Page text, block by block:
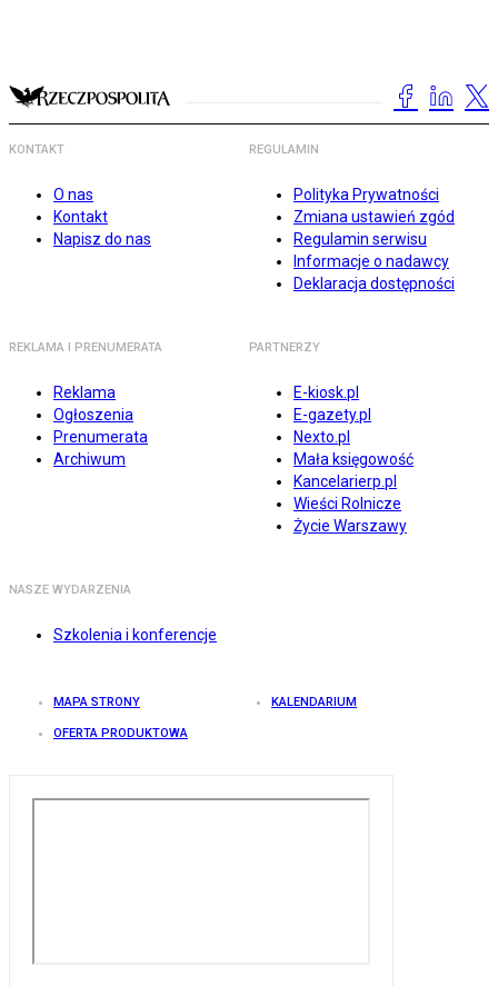
KONTAKT
O nas
Kontakt
Napisz do nas
REGULAMIN
Polityka Prywatności
Zmiana ustawień zgód
Regulamin serwisu
Informacje o nadawcy
Deklaracja dostępności
REKLAMA I PRENUMERATA
Reklama
Ogłoszenia
Prenumerata
Archiwum
PARTNERZY
E-kiosk.pl
E-gazety.pl
Nexto.pl
Mała księgowość
Kancelarierp.pl
Wieści Rolnicze
Życie Warszawy
NASZE WYDARZENIA
Szkolenia i konferencje
MAPA STRONY KALENDARIUM
OFERTA PRODUKTOWA